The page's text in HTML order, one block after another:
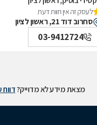
לעסק זה אין חוות דעת
סחרוב דוד 21, ראשון לציון
03-9412724
מצאת מידע לא מדוייק?